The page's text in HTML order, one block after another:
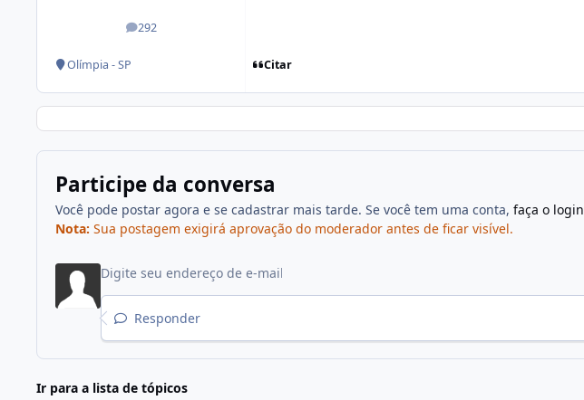
292
posts
Olímpia - SP Citar
Participe da conversa
Você pode postar agora e se cadastrar mais tarde. Se você tem uma conta, faça o login
Nota: Sua postagem exigirá aprovação do moderador antes de ficar visível.
Responder
Ir para a lista de tópicos